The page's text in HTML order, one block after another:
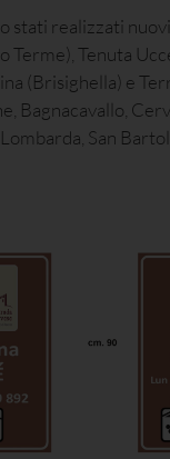
stati realizzati
Terme), Tenuta
(Brisighella) e
Bagnacavallo,
San